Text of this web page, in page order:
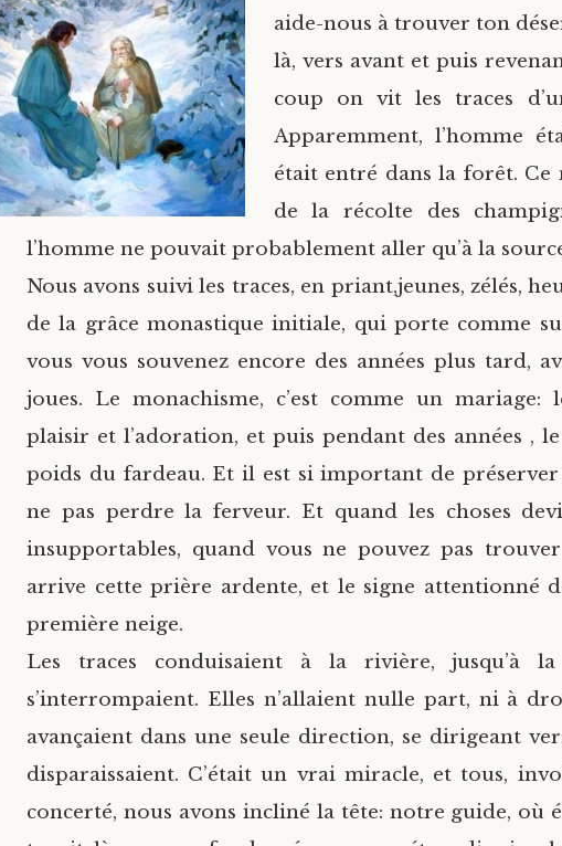
aide-nous à trouver ton
là, vers avant et puis
coup on vit les traces
Apparemment, l’homme
était entré dans la forêt. Ce
de la récolte des
l’homme ne pouvait probablement aller qu’à la
Nous avons suivi les traces, en priant,jeunes, zélés,
de la grâce monastique initiale, qui porte comme
vous vous souvenez encore des années plus tard,
joues. Le monachisme, c’est comme un
plaisir et l’adoration, et puis pendant des années ,
poids du fardeau. Et il est si important de préserver
ne pas perdre la ferveur. Et quand les choses
insupportables, quand vous ne pouvez pas
arrive cette prière ardente, et le signe attentionné
première neige.
Les traces conduisaient à la rivière, jusqu’à
s’interrompaient. Elles n’allaient nulle part, ni à
avançaient dans une seule direction, se dirigeant
disparaissaient. C’était un vrai miracle, et tous,
concerté, nous avons incliné la tête: notre guide, où